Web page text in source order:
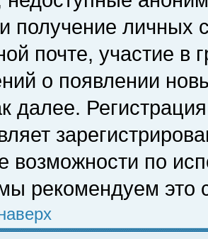
получение личных
почте, участие в
о появлении
далее.
возможности по
рекомендуем это